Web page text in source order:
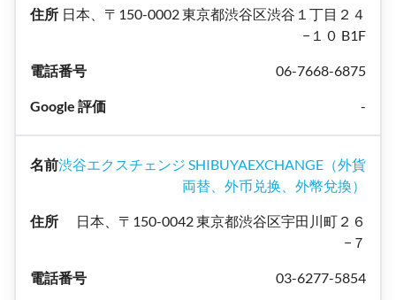
日本、〒150-0002 東京都渋谷区渋谷１丁目２４
−１０ B1F
06-7668-6875
-
渋谷エクスチェンジ SHIBUYAEXCHANGE（外貨
両替、外币兑换、外幣兌換）
日本、〒150-0042 東京都渋谷区宇田川町２６
−７
03-6277-5854